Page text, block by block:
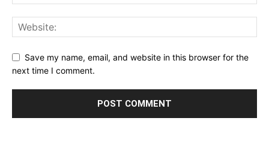
Save my name, email, and website in this browser for the
next time I comment.